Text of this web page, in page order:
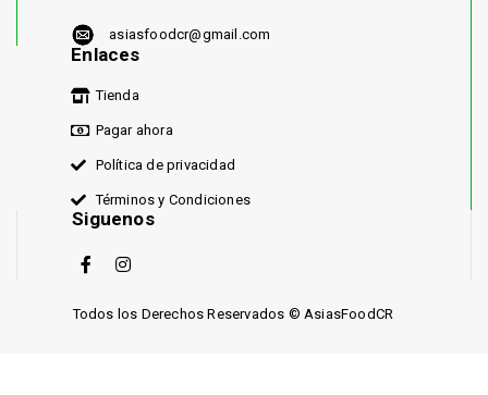
asiasfoodcr@gmail.com
Enlaces
Tienda
Pagar ahora
Política de privacidad
Términos y Condiciones
Siguenos
Todos los Derechos Reservados © AsiasFoodCR